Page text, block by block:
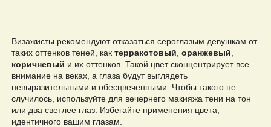
Визажисты рекомендуют отказаться сероглазым девушкам от
таких оттенков теней, как терракотовый оранжевый
коричневый и их оттенков. Такой цвет сконцентрирует все
внимание на веках, а глаза будут выглядеть
невыразительными и обесцвеченными. Чтобы такого не
случилось, используйте для вечернего макияжа тени на тон
или два светлее глаз. Избегайте применения цвета,
идентичного вашим глазам.